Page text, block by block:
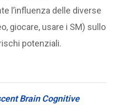
l’influenza delle diverse
giocare, usare i SM) sullo
potenziali.
Brain Cognitive